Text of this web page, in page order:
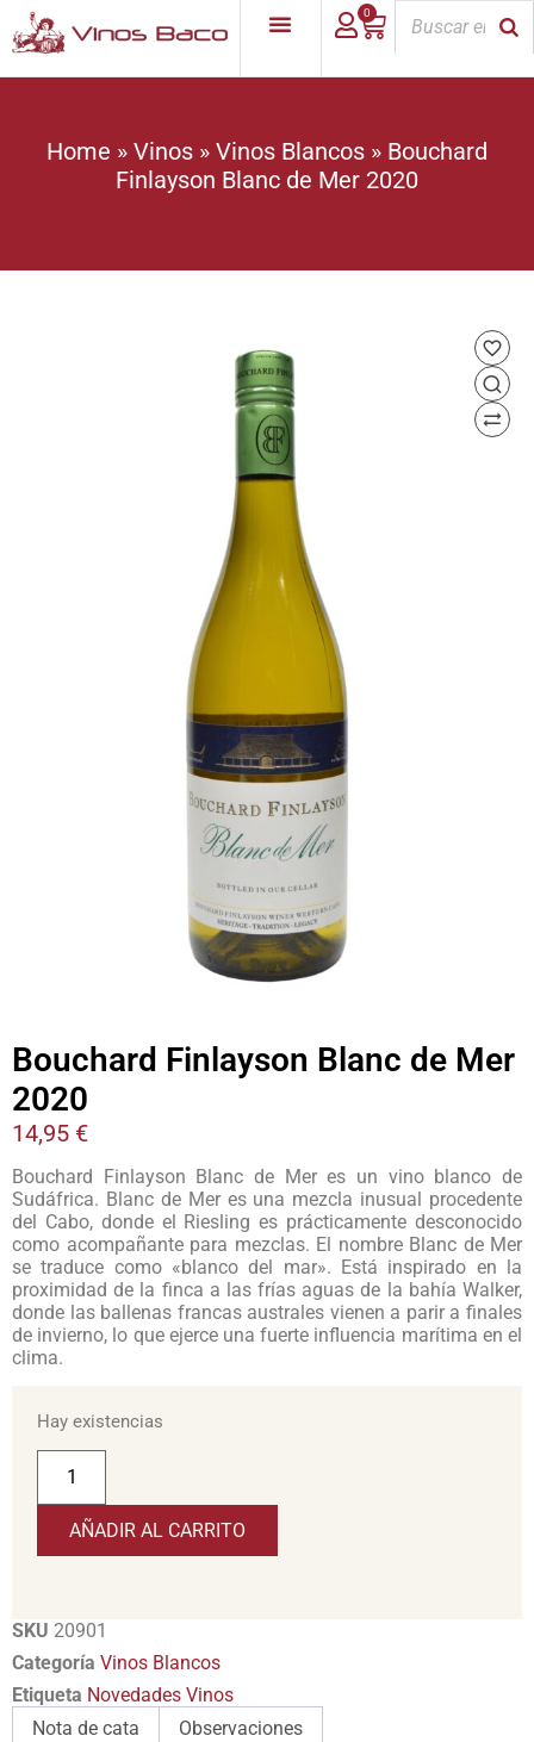
0
Home » Vinos » Vinos Blancos » Bouchard
Finlayson Blanc de Mer 2020
Bouchard Finlayson Blanc de Mer
2020
14,95 €
Bouchard Finlayson Blanc de Mer es un vino blanco de
Sudáfrica. Blanc de Mer es una mezcla inusual procedente
del Cabo, donde el Riesling es prácticamente desconocido
como acompañante para mezclas. El nombre Blanc de Mer
se traduce como «blanco del mar». Está inspirado en la
proximidad de la finca a las frías aguas de la bahía Walker,
donde las ballenas francas australes vienen a parir a finales
de invierno, lo que ejerce una fuerte influencia marítima en el
clima.
Hay existencias
AÑADIR AL CARRITO
SKU 20901
Categoría Vinos Blancos
Etiqueta Novedades Vinos
Nota de cata
Observaciones